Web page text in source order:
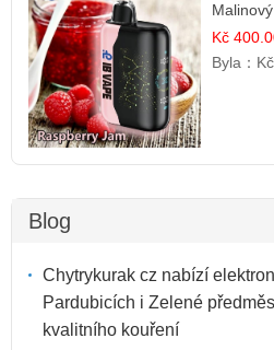
příchuť
Kč
Byla：
Blog
Chytrykurak cz nabízí
Pardubicích i Zelené
kvalitního kouření